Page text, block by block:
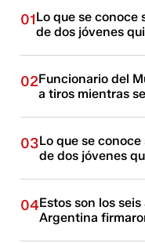
01Lo que se conoce
de dos jóvenes
02Funcionario del
a tiros mientras
03Lo que se
de dos jóvenes
04Estos son los
Argentina